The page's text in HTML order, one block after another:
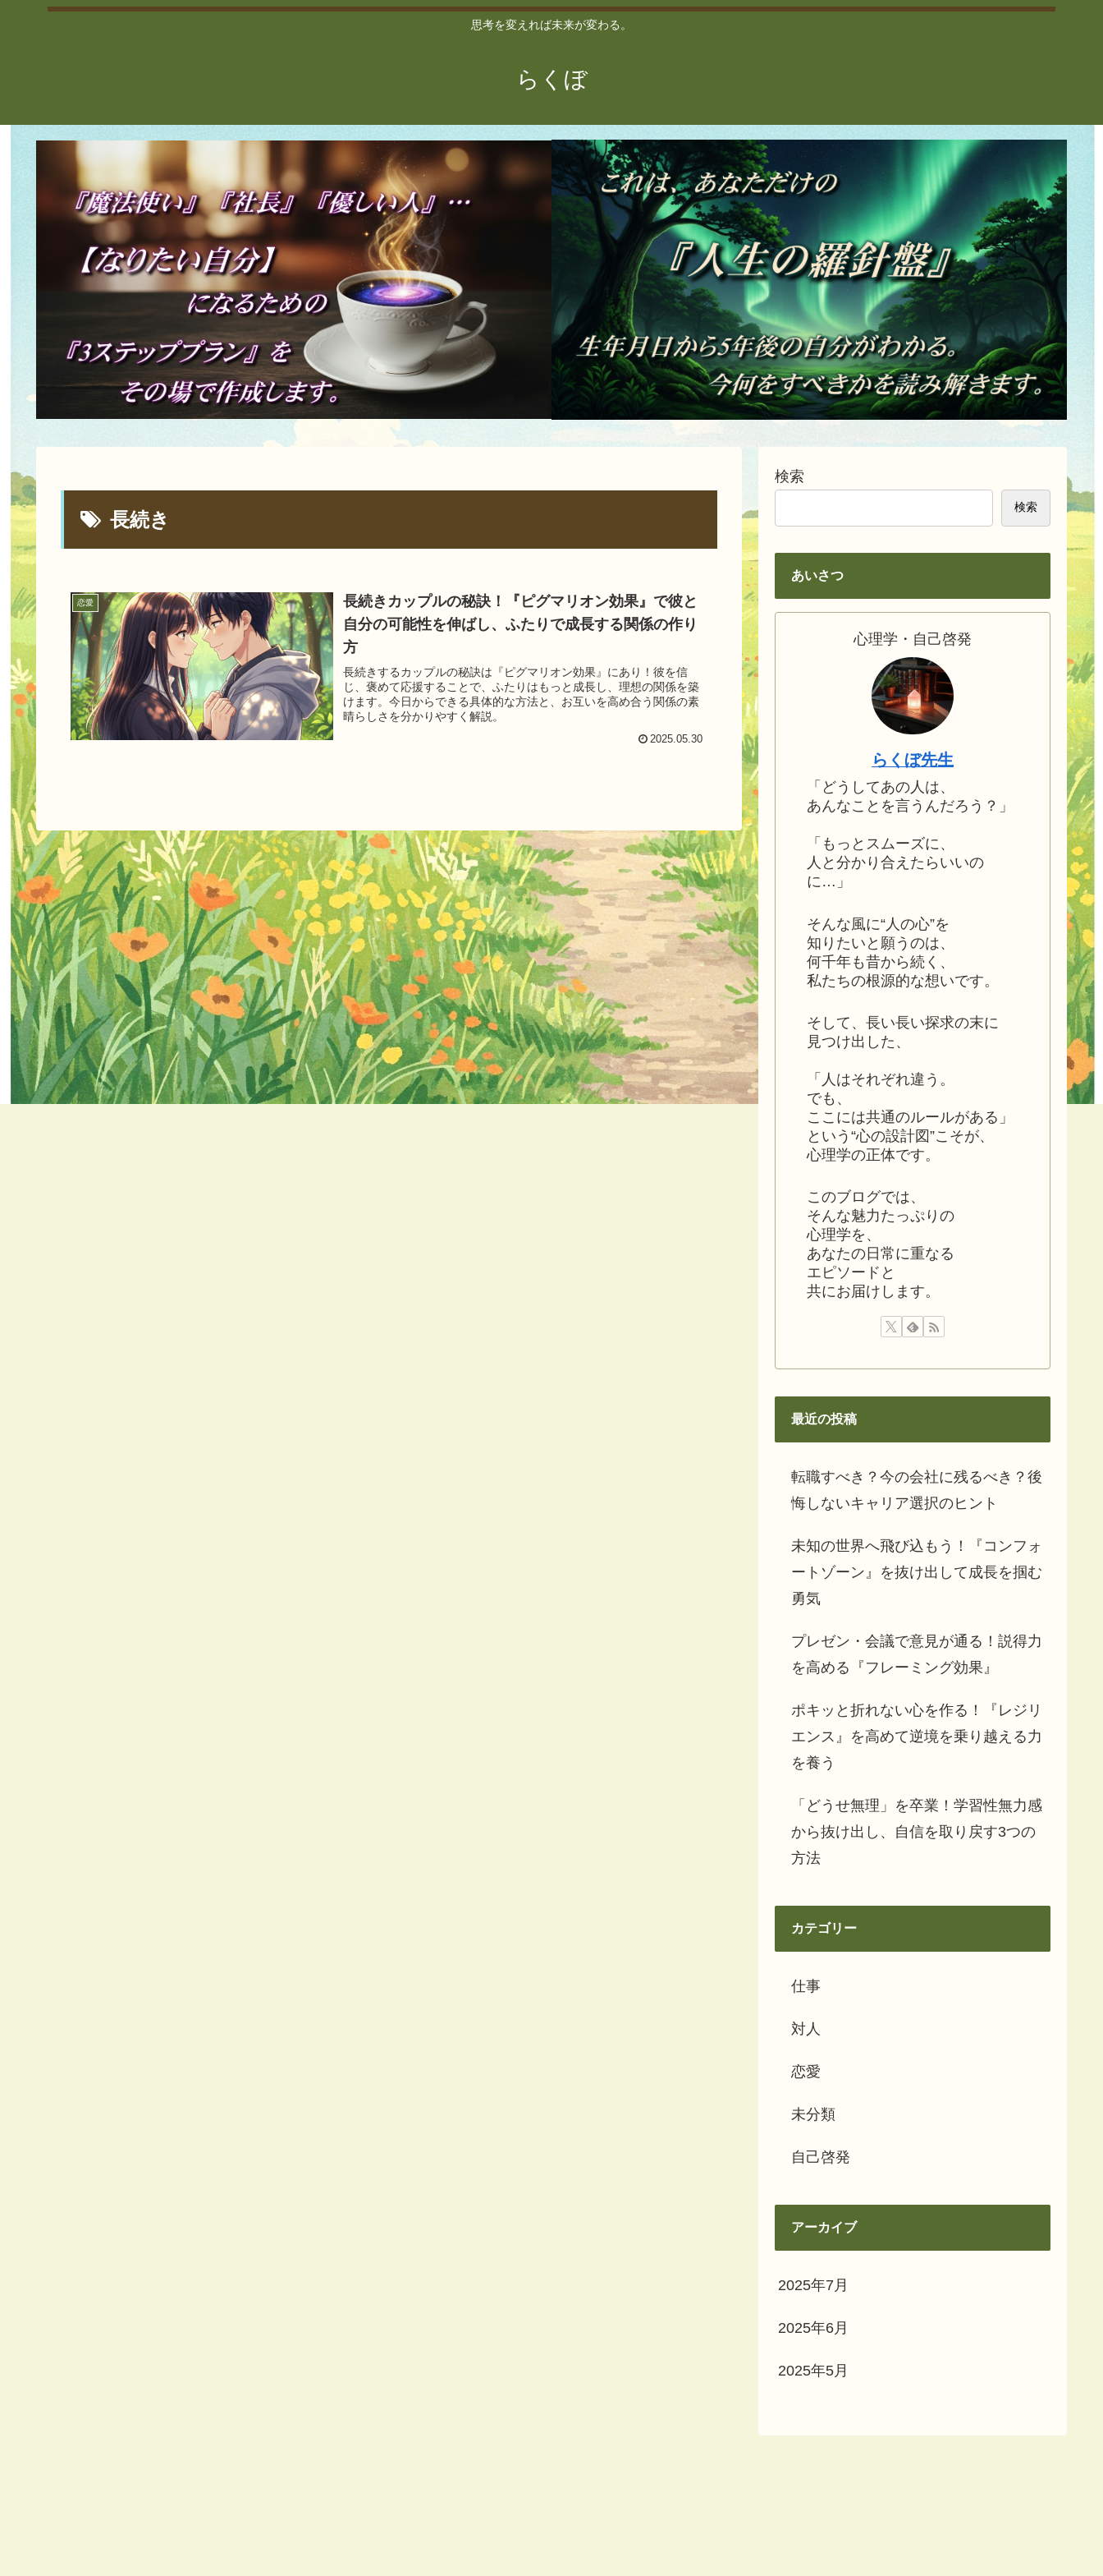
思考を変えれば未来が変わる。
らくぼ
長続き
恋愛
長続きカップルの秘訣！『ピグマリオン効果』で彼と
自分の可能性を伸ばし、ふたりで成長する関係の作り
方
長続きするカップルの秘訣は『ピグマリオン効果』にあり！彼を信
じ、褒めて応援することで、ふたりはもっと成長し、理想の関係を築
けます。今日からできる具体的な方法と、お互いを高め合う関係の素
晴らしさを分かりやすく解説。
2025.05.30
検索
検索
あいさつ
心理学・自己啓発
らくぼ先生
「どうしてあの人は、
あんなことを言うんだろう？」
「もっとスムーズに、
人と分かり合えたらいいの
に…」
そんな風に“人の心”を
知りたいと願うのは、
何千年も昔から続く、
私たちの根源的な想いです。
そして、長い長い探求の末に
見つけ出した、
「人はそれぞれ違う。
でも、
ここには共通のルールがある」
という“心の設計図”こそが、
心理学の正体です。
このブログでは、
そんな魅力たっぷりの
心理学を、
あなたの日常に重なる
エピソードと
共にお届けします。
最近の投稿
転職すべき？今の会社に残るべき？後
悔しないキャリア選択のヒント
未知の世界へ飛び込もう！『コンフォ
ートゾーン』を抜け出して成長を掴む
勇気
プレゼン・会議で意見が通る！説得力
を高める『フレーミング効果』
ポキッと折れない心を作る！『レジリ
エンス』を高めて逆境を乗り越える力
を養う
「どうせ無理」を卒業！学習性無力感
から抜け出し、自信を取り戻す3つの
方法
カテゴリー
仕事
対人
恋愛
未分類
自己啓発
アーカイブ
2025年7月
2025年6月
2025年5月